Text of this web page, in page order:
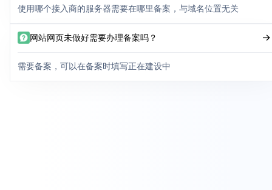
使用哪个接入商的服务器需要在哪里备案，与域名位置无关
网站网页未做好需要办理备案吗？
需要备案，可以在备案时填写正在建设中